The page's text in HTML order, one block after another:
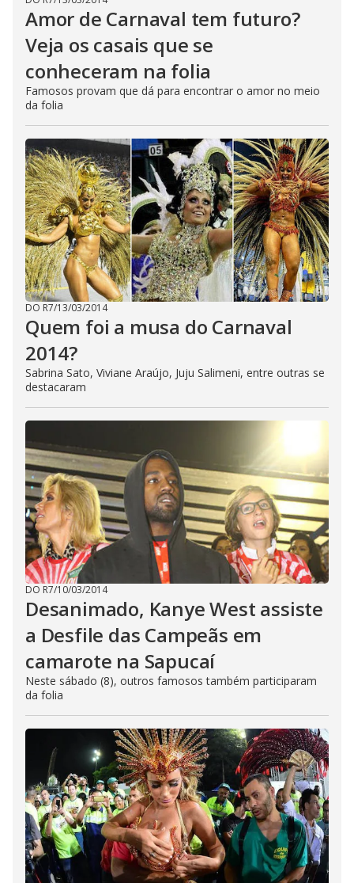
Amor de Carnaval tem futuro?
Veja os casais que se
conheceram na folia
Famosos provam que dá para encontrar o amor no meio
da folia
DO R7/13/03/2014
Quem foi a musa do Carnaval
2014?
Sabrina Sato, Viviane Araújo, Juju Salimeni, entre outras se
destacaram
DO R7/10/03/2014
Desanimado, Kanye West assiste
a Desfile das Campeãs em
camarote na Sapucaí
Neste sábado (8), outros famosos também participaram
da folia